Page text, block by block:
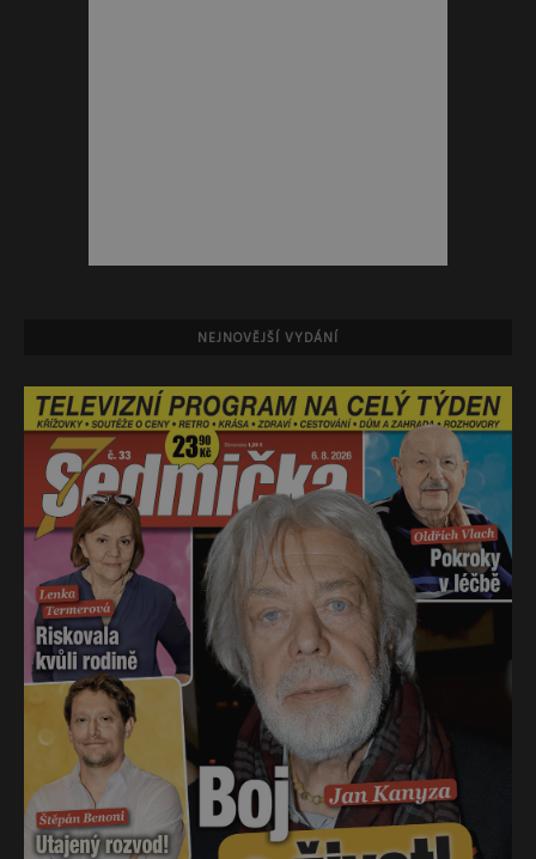
NEJNOVĚJŠÍ VYDÁNÍ